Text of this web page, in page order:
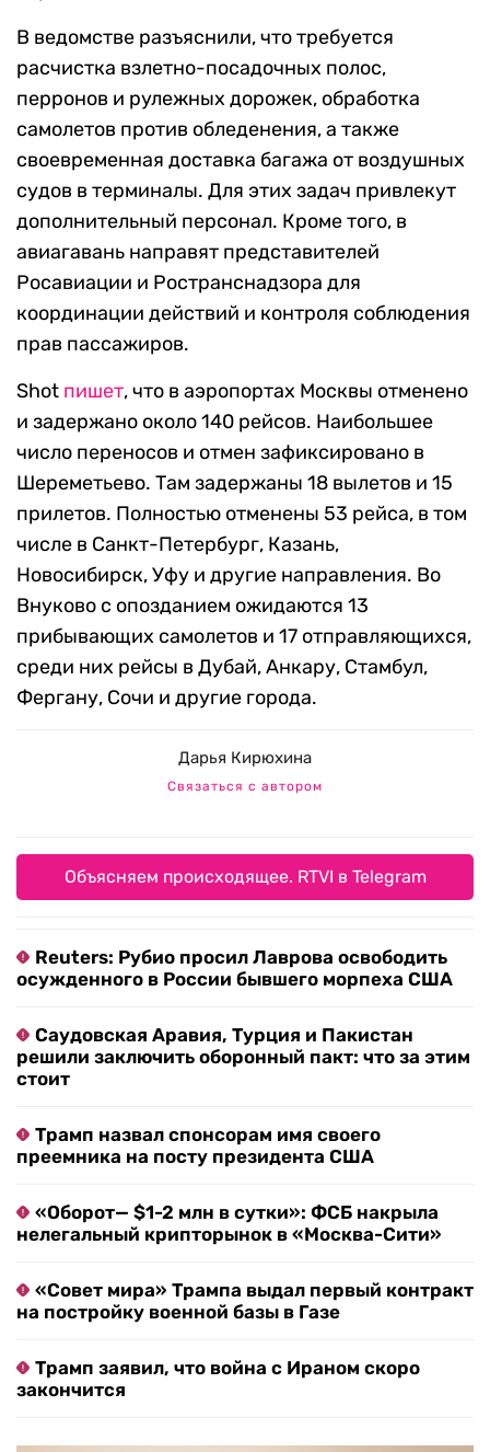
В ведомстве разъяснили, что требуется
расчистка взлетно-посадочных полос,
перронов и рулежных дорожек, обработка
самолетов против обледенения, а также
своевременная доставка багажа от воздушных
судов в терминалы. Для этих задач привлекут
дополнительный персонал. Кроме того, в
авиагавань направят представителей
Росавиации и Ространснадзора для
координации действий и контроля соблюдения
прав пассажиров.
Shot пишет, что в аэропортах Москвы отменено
и задержано около 140 рейсов. Наибольшее
число переносов и отмен зафиксировано в
Шереметьево. Там задержаны 18 вылетов и 15
прилетов. Полностью отменены 53 рейса, в том
числе в Санкт-Петербург, Казань,
Новосибирск, Уфу и другие направления. Во
Внуково с опозданием ожидаются 13
прибывающих самолетов и 17 отправляющихся,
среди них рейсы в Дубай, Анкару, Стамбул,
Фергану, Сочи и другие города.
Дарья Кирюхина
Связаться с автором
Объясняем происходящее. RTVI в Telegram
Reuters: Рубио просил Лаврова освободить
осужденного в России бывшего морпеха США
Саудовская Аравия, Турция и Пакистан
решили заключить оборонный пакт: что за этим
стоит
Трамп назвал спонсорам имя своего
преемника на посту президента США
«Оборот— $1-2 млн в сутки»: ФСБ накрыла
нелегальный крипторынок в «Москва-Сити»
«Совет мира» Трампа выдал первый контракт
на постройку военной базы в Газе
Трамп заявил, что война с Ираном скоро
закончится